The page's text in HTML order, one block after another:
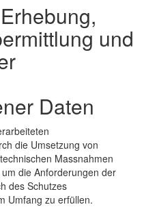
und
Daten
die Umsetzung von
Massnahmen
die Anforderungen der
des Schutzes
Umfang zu erfüllen.